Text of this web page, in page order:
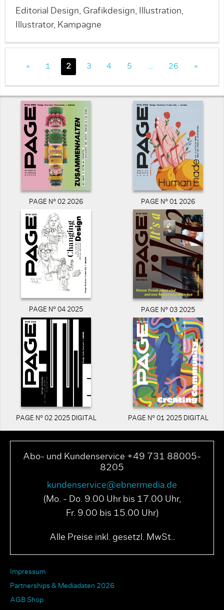
Editorial Design, Grafikdesign, Illustration,
Illustrator, Kampagne
« 1 2 3 4 5 … 26 »
PAGE N° 02 2026 PAGE N° 01 2026
PAGE N° 04 2025 PAGE N° 03 2025
PAGE N° 02 2025 DIGITAL PAGE N° 01 2025 DIGITAL
Abo- und Kundenservice +49 731 88005-
8205
kundenservice@ebnermedia.de
(Mo. - Do. 9.00 Uhr bis 17.00 Uhr,
Fr. 9.00 bis 15.00 Uhr)
Alle Preise inkl. gesetzl. MwSt..
Impressum
Partnerships & Mediadaten 2026
AGB Shop